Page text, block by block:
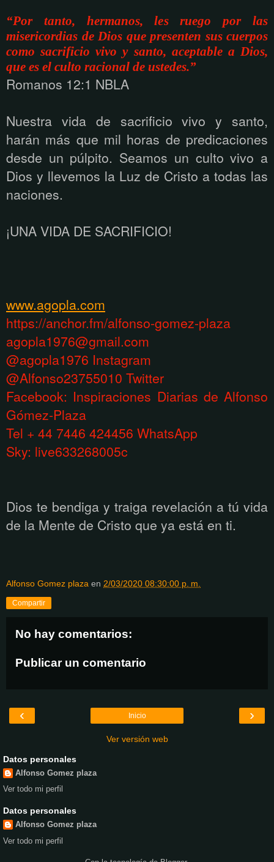
“Por tanto, hermanos, les ruego por las
misericordias de Dios que presenten sus cuerpos
como sacrificio vivo y santo, aceptable a Dios,
que es el culto racional de ustedes.”
Romanos 12:1 NBLA
Nuestra vida de sacrificio vivo y santo,
harán más que mil horas de predicaciones
desde un púlpito. Seamos un culto vivo a
Dios y llevemos la Luz de Cristo a todas las
naciones.
¡UNA VIDA DE SACRIFICIO!
www.agopla.com
https://anchor.fm/alfonso-gomez-plaza
agopla1976@gmail.com
@agopla1976 Instagram
@Alfonso23755010 Twitter
Facebook: Inspiraciones Diarias de Alfonso
Gómez-Plaza
Tel + 44 7446 424456 WhatsApp
Sky: live633268005c
Dios te bendiga y traiga revelación a tú vida
de la Mente de Cristo que ya está en ti.
Alfonso Gomez plaza en 2/03/2020 08:30:00 p. m.
Compartir
No hay comentarios:
Publicar un comentario
‹ ›
Inicio
Ver versión web
Datos personales
Alfonso Gomez plaza
Ver todo mi perfil
Datos personales
Alfonso Gomez plaza
Ver todo mi perfil